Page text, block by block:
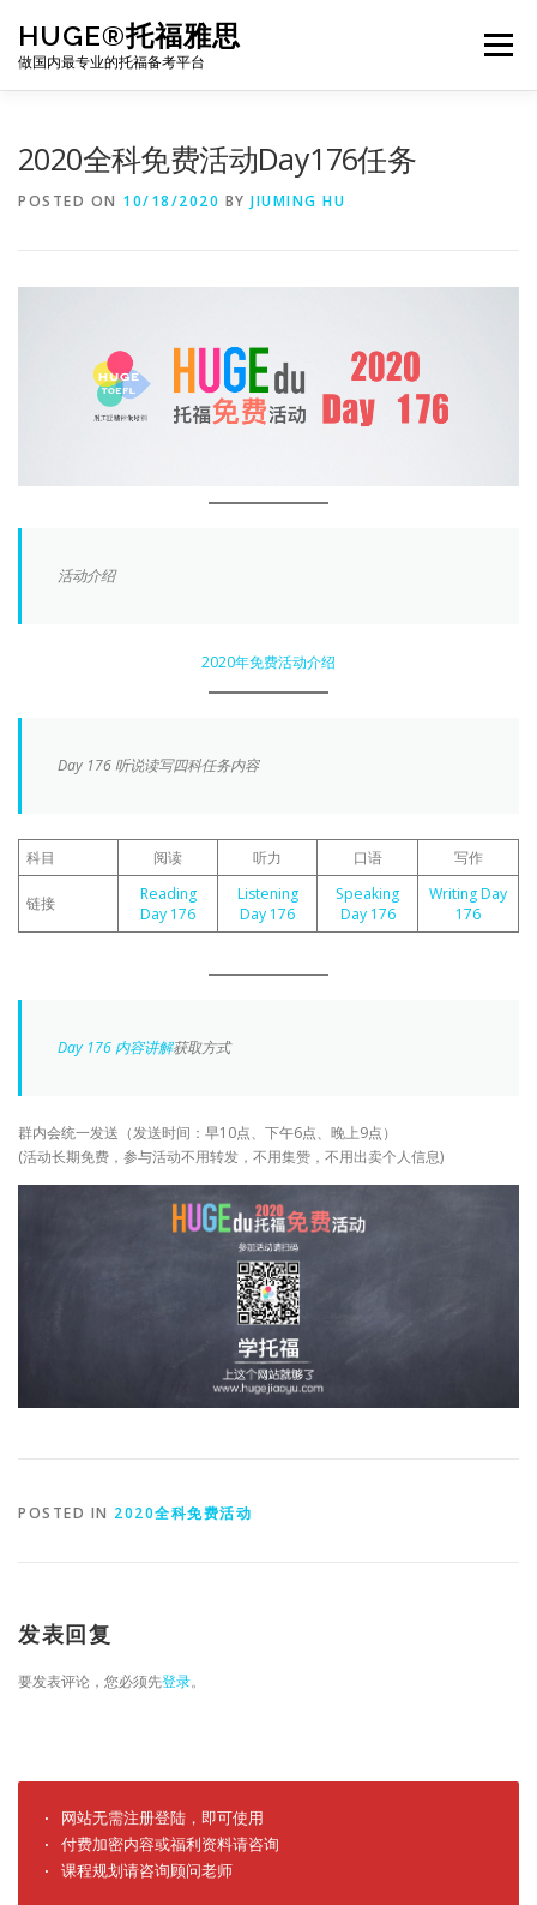
content
HUGE®托福雅思
做国内最专业的托福备考平台
Menu
2020全科免费活动Day176任务
POSTED ON 10/18/2020 BY JIUMING HU
活动介绍
2020年免费活动介绍
Day 176 听说读写四科任务内容
科目 阅读 听力 口语 写作
链接
Reading
Day 176
Listening
Day 176
Speaking
Day 176
Writing Day
176
Day 176 内容讲解获取方式
群内会统一发送（发送时间：早10点、下午6点、晚上9点）
(活动长期免费，参与活动不用转发，不用集赞，不用出卖个人信息)
POSTED IN 2020全科免费活动
发表回复
要发表评论，您必须先登录。
· 网站无需注册登陆，即可使用
· 付费加密内容或福利资料请咨询
· 课程规划请咨询顾问老师